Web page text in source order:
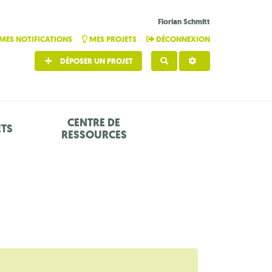
Florian Schmitt
NOTIFICATIONS
MES PROJETS DÉCONNEXION
RECHERCHER
DÉPOSER UN PROJET
CENTRE DE
RESSOURCES